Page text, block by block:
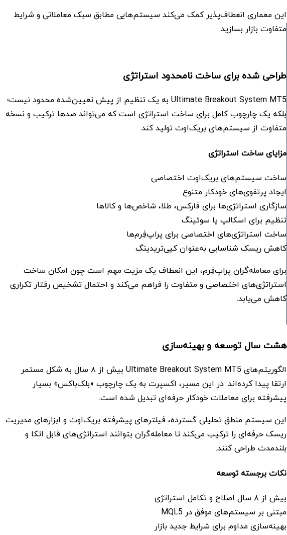
این معماری انعطاف‌پذیر کمک می‌کند سیستم‌هایی مطابق سبک معاملاتی و شرایط
متفاوت بازار بسازید.
طراحی شده برای ساخت نامحدود استراتژی
Ultimate Breakout System MT5 به یک تنظیم از پیش تعیین‌شده محدود نیست؛
بلکه یک چارچوب کامل برای ساخت استراتژی است که می‌تواند صدها ترکیب و نسخه
متفاوت از سیستم‌های بریک‌اوت تولید کند.
مزایای ساخت استراتژی
ساخت سیستم‌های بریک‌اوت اختصاصی
ایجاد پرتفوی‌های خودکار متنوع
سازگاری استراتژی‌ها برای فارکس، طلا، شاخص‌ها و کالاها
تنظیم برای اسکالپ یا سوئینگ
ساخت استراتژی‌های اختصاصی برای پراپ‌فِرم‌ها
کاهش ریسک شناسایی به‌عنوان کپی‌تریدینگ
برای معامله‌گران پراپ‌فِرم، این انعطاف یک مزیت مهم است چون امکان ساخت
استراتژی‌های اختصاصی و متفاوت را فراهم می‌کند و احتمال تشخیص رفتار تکراری
کاهش می‌یابد.
هشت سال توسعه و بهینه‌سازی
الگوریتم‌های Ultimate Breakout System MT5 بیش از ۸ سال به شکل مستمر
ارتقا پیدا کرده‌اند. در این مسیر، اکسپرت به یک چارچوب «بلک‌باکس» بسیار
پیشرفته برای معاملات خودکار حرفه‌ای تبدیل شده است.
این سیستم منطق تحلیلی گسترده، فیلترهای پیشرفته بریک‌اوت و ابزارهای مدیریت
ریسک حرفه‌ای را ترکیب می‌کند تا معامله‌گران بتوانند استراتژی‌های قابل اتکا و
بلندمدت طراحی کنند.
نکات برجسته توسعه
بیش از ۸ سال اصلاح و تکامل استراتژی
مبتنی بر سیستم‌های موفق در MQL5
بهینه‌سازی مداوم برای شرایط جدید بازار